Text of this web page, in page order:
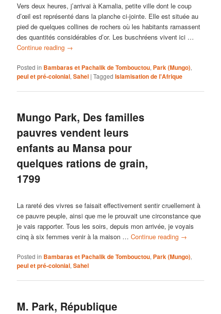
Vers deux heures, j’arrivai à Kamalia, petite ville dont le coup
d’œil est représenté dans la planche ci-jointe. Elle est située au
pied de quelques collines de rochers où les habitants ramassent
des quantités considérables d’or. Les buschréens vivent ici …
Continue reading →
Posted in Bambaras et Pachalik de Tombouctou, Park (Mungo),
peul et pré-colonial,Sahel |Tagged Islamisation de l'Afrique
Mungo Park, Des familles
pauvres vendent leurs
enfants au Mansa pour
quelques rations de grain,
1799
La rareté des vivres se faisait effectivement sentir cruellement à
ce pauvre peuple, ainsi que me le prouvait une circonstance que
je vais rapporter. Tous les soirs, depuis mon arrivée, je voyais
cinq à six femmes venir à la maison …Continue reading →
Posted in Bambaras et Pachalik de Tombouctou, Park (Mungo),
peul et pré-colonial,Sahel
M. Park, République